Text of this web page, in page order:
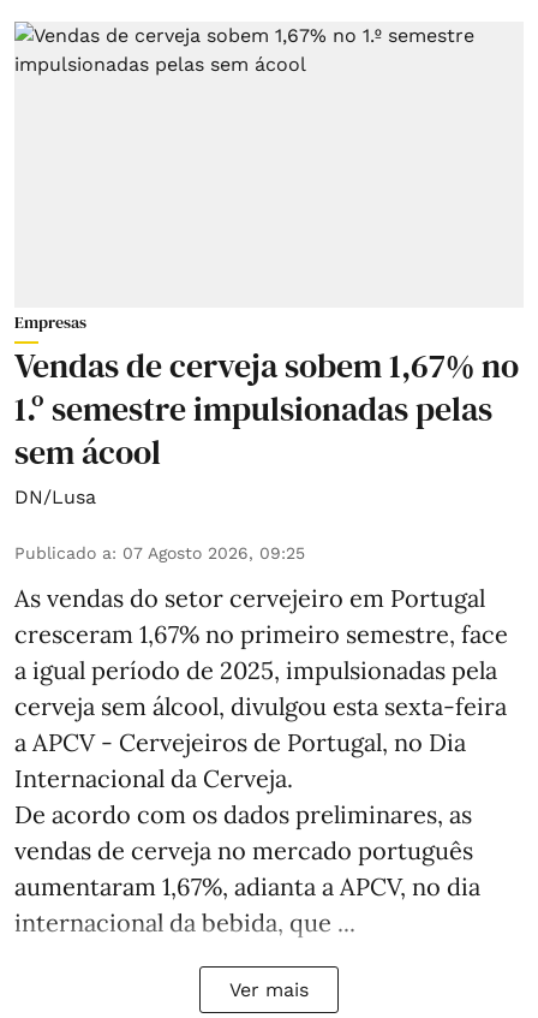
Empresas
Vendas de cerveja sobem 1,67% no
1.º semestre impulsionadas pelas
sem ácool
DN/Lusa
Publicado a: 07 Agosto 2026, 09:25
As vendas do setor cervejeiro em Portugal
cresceram 1,67% no primeiro semestre, face
a igual período de 2025, impulsionadas pela
cerveja sem álcool, divulgou esta sexta-feira
a APCV - Cervejeiros de Portugal, no Dia
Internacional da Cerveja.
De acordo com os dados preliminares, as
vendas de cerveja no mercado português
aumentaram 1,67%, adianta a APCV, no dia
internacional da bebida, que ...
Ver mais